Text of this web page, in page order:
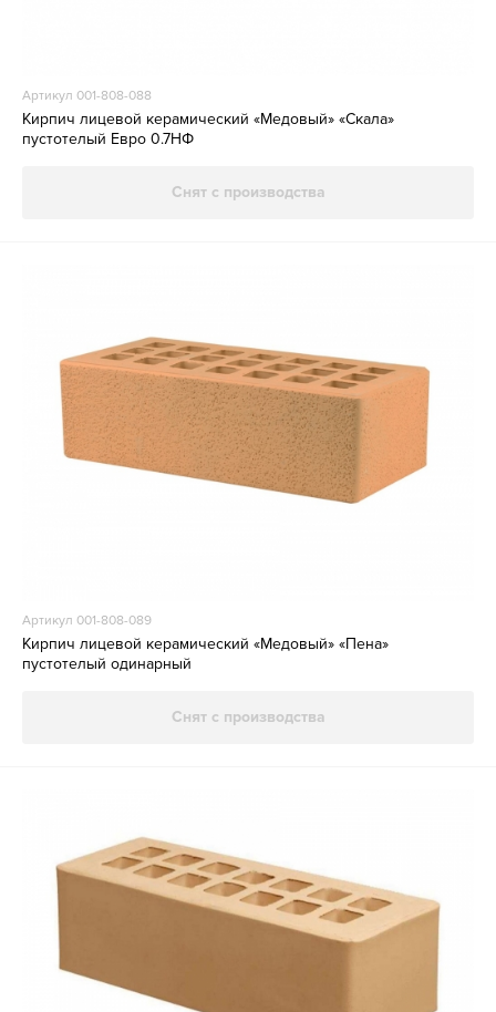
Артикул 001-808-088
Кирпич лицевой керамический «Медовый» «Скала»
пустотелый Евро 0.7НФ
Снят с производства
Артикул 001-808-089
Кирпич лицевой керамический «Медовый» «Пена»
пустотелый одинарный
Снят с производства